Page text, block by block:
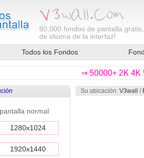
80,000 fondos de pantalla
de idioma de la interfaz!
Todos los Fondos
⇒ 50000+ 2K 4K
normal
1280x1024
1920x1440
Su ubicación: V3wall /